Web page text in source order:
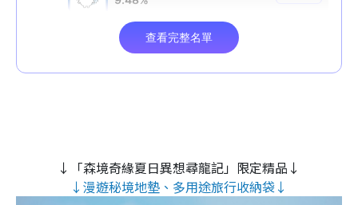
↓「森境奇緣夏日異想尋龍記」限定精品↓
↓漫遊秘境地墊、多用途旅行收納袋↓